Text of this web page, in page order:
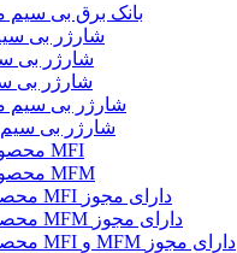
بانک برق بی سیم
شارژر بی
شارژر بی
شارژر بی
شارژر بی سیم
شارژر بی سیم
محصولات معتبر MFI
محصولات معتبر MFM
محصولات تحت MFI دارای مجوز
محصولات تحت MFM دارای مجوز
محصولات تحت MFI و MFM دارای مجوز